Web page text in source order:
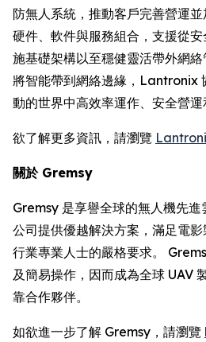
防無人系統，推動客戶完善營運
硬件、軟件與服務組合，支援從
施基礎架構以至穩健靈活帶外網
將智能帶到網絡邊緣，Lantronix
動的世界中高效率運作、安全營運
欲了解更多資訊，請瀏覽
關於 Gremsy
Gremsy 是享譽全球的無人機先進
公司提供優越解決方案，滿足電
行業專業人士的嚴格要求。
及簡易操作，因而成為全球 UAV
靠合作夥伴。
如欲進一步了解 Gremsy，請瀏覽